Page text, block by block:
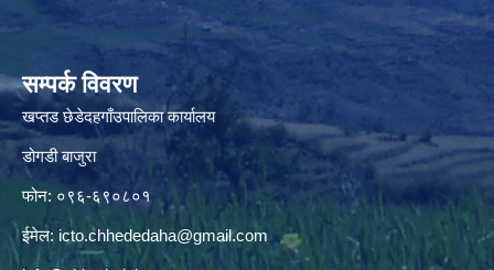
सम्पर्क विवरण
खप्तड छेडेदहगाँउपालिका कार्यालय
डोगडी बाजुरा
फोन: ०९६-६९०८०१
ईमेल: icto.chhededaha@gmail.com